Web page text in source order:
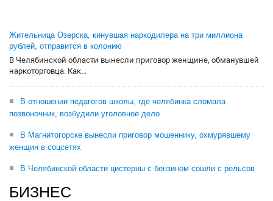
Жительница Озерска, кинувшая наркодилера на три миллиона
рублей, отправится в колонию
В Челябинской области вынесли приговор женщине, обманувшей
наркоторговца. Как...
В отношении педагогов школы, где челябинка сломала
позвоночник, возбудили уголовное дело
В Магнитогорске вынесли приговор мошеннику, охмурявшему
женщин в соцсетях
В Челябинской области цистерны с бензином сошли с рельсов
БИЗНЕС